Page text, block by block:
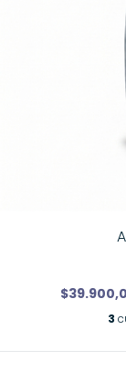
3